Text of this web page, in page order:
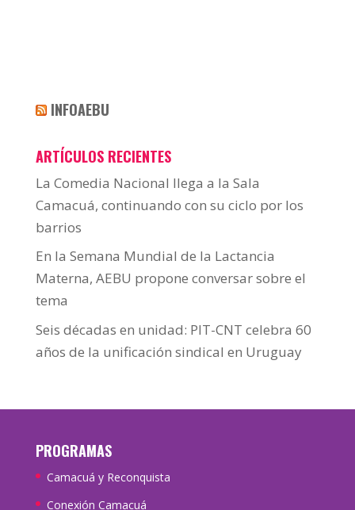
INFOAEBU
ARTÍCULOS RECIENTES
La Comedia Nacional llega a la Sala
Camacuá, continuando con su ciclo por los
barrios
En la Semana Mundial de la Lactancia
Materna, AEBU propone conversar sobre el
tema
Seis décadas en unidad: PIT-CNT celebra 60
años de la unificación sindical en Uruguay
PROGRAMAS
Camacuá y Reconquista
Conexión Camacuá